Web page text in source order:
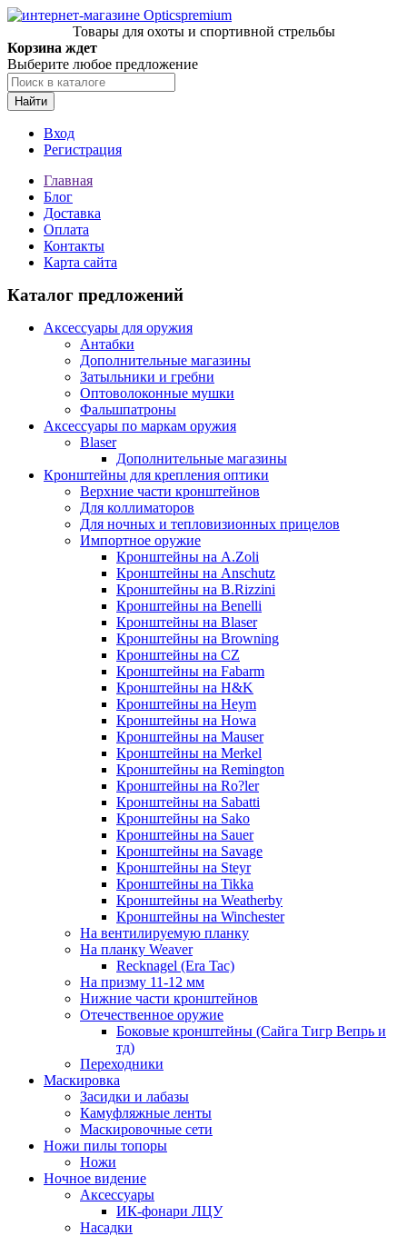
Товары для охоты и спортивной стрельбы
Корзина ждет
Выберите любое предложение
Найти
Вход
Регистрация
Главная
Блог
Доставка
Оплата
Контакты
Карта сайта
Каталог предложений
Аксессуары для оружия
Антабки
Дополнительные магазины
Затыльники и гребни
Оптоволоконные мушки
Фальшпатроны
Аксессуары по маркам оружия
Blaser
Дополнительные магазины
Кронштейны для крепления оптики
Верхние части кронштейнов
Для коллиматоров
Для ночных и тепловизионных прицелов
Импортное оружие
Кронштейны на A.Zoli
Кронштейны на Anschutz
Кронштейны на B.Rizzini
Кронштейны на Benelli
Кронштейны на Blaser
Кронштейны на Browning
Кронштейны на CZ
Кронштейны на Fabarm
Кронштейны на H&K
Кронштейны на Heym
Кронштейны на Howa
Кронштейны на Mauser
Кронштейны на Merkel
Кронштейны на Remington
Кронштейны на Ro?ler
Кронштейны на Sabatti
Кронштейны на Sako
Кронштейны на Sauer
Кронштейны на Savage
Кронштейны на Steyr
Кронштейны на Tikka
Кронштейны на Weatherby
Кронштейны на Winchester
На вентилируемую планку
На планку Weaver
Recknagel (Era Tac)
На призму 11-12 мм
Нижние части кронштейнов
Отечественное оружие
Боковые кронштейны (Сайга Тигр Вепрь и
тд)
Переходники
Маскировка
Засидки и лабазы
Камуфляжные ленты
Маскировочные сети
Ножи пилы топоры
Ножи
Ночное видение
Аксессуары
ИК-фонари ЛЦУ
Насадки